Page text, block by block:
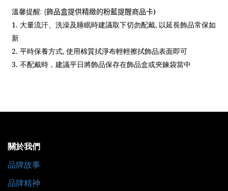
溫馨提醒: (飾品盒提供精緻的粉藍提醒商品卡)
1. 大量流汗、洗澡及睡眠時建議取下切勿配戴, 以延長飾品常保如
新
2. 平時保養方式, 使用棉質拭淨布輕輕擦拭飾品表面即可
3. 不配戴時，建議平日將飾品保存在飾品盒或夾鍊袋當中
關於我們
品牌故事
品牌精神